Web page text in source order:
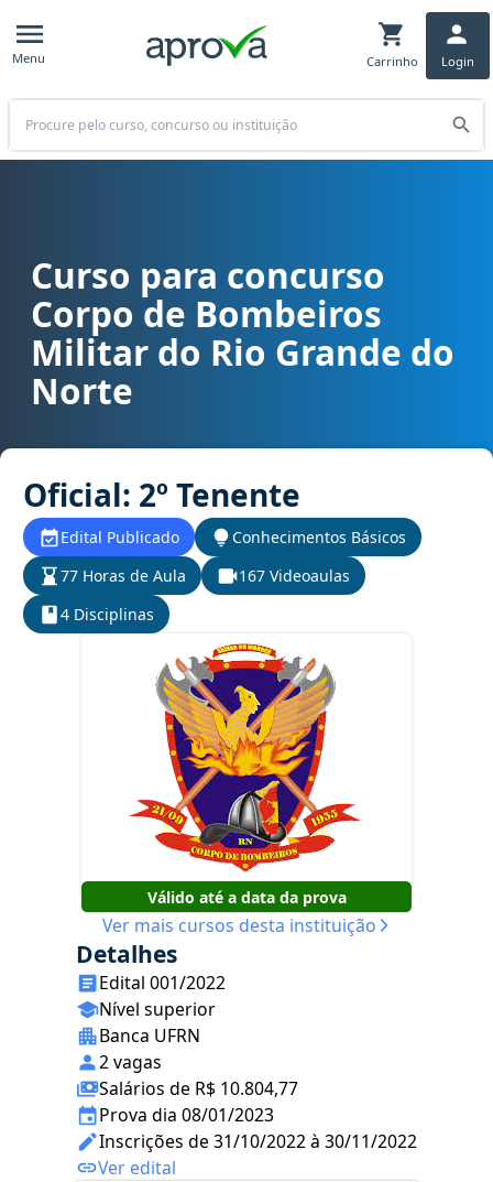
Menu Carrinho Login
Buscar
Curso para concurso CBM RN - Corpo de Bombeiros Militar do
Curso para concurso
Corpo de Bombeiros
Militar do Rio Grande do
Norte
Oficial: 2º Tenente
Edital Publicado
Conhecimentos Básicos
77 Horas de Aula
167 Videoaulas
4 Disciplinas
Válido até a data da prova
Ver mais cursos desta instituição
Detalhes
Edital 001/2022
Nível superior
Banca UFRN
2 vagas
Salários de R$ 10.804,77
Prova dia 08/01/2023
Inscrições de 31/10/2022 à 30/11/2022
Ver edital